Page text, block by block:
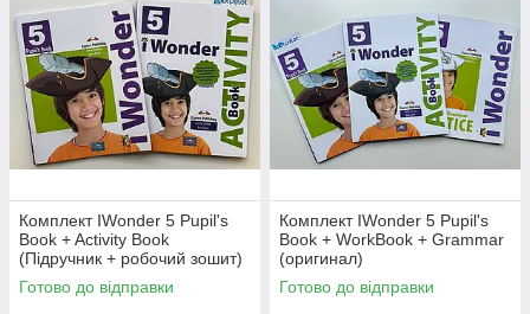
Комплект IWonder 5 Pupil's
Book + Activity Book
(Підручник + робочий зошит)
Готово до відправки
Комплект IWonder 5 Pupil's
Book + WorkBook + Grammar
(оригинал)
Готово до відправки